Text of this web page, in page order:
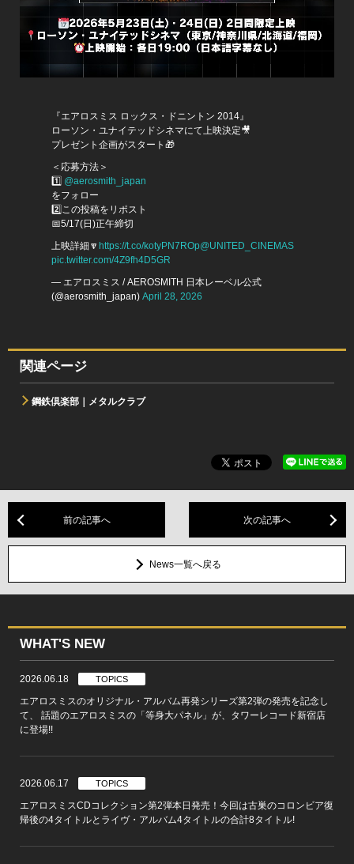
『エアロスミス ロックス・ドニントン 2014』
ローソン・ユナイテッドシネマにて上映決定🎥
プレゼント企画がスタート🎁
＜応募方法＞
1️⃣ @aerosmith_japan
をフォロー
2️⃣この投稿をリポスト
📅5/17(日)正午締切
上映詳細🔽 https://t.co/kotyPN7ROp@UNITED_CINEMAS
pic.twitter.com/4Z9fh4D5GR
— エアロスミス / AEROSMITH 日本レーベル公式
(@aerosmith_japan) April 28, 2026
関連ページ
鋼鉄倶楽部｜メタルクラブ
前の記事へ 次の記事へ
News一覧へ戻る
WHAT'S NEW
2026.06.18 TOPICS
エアロスミスのオリジナル・アルバム再発シリーズ第2弾の発売を記念し
て、 話題のエアロスミスの「等身大パネル」が、タワーレコード新宿店
に登場!!
2026.06.17 TOPICS
エアロスミスCDコレクション第2弾本日発売！今回は古巣のコロンビア復
帰後の4タイトルとライヴ・アルバム4タイトルの合計8タイトル!